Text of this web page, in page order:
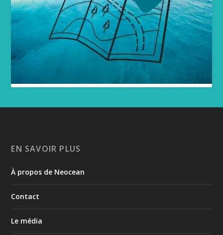
EN SAVOIR PLUS
À propos de Neocean
Contact
Le média